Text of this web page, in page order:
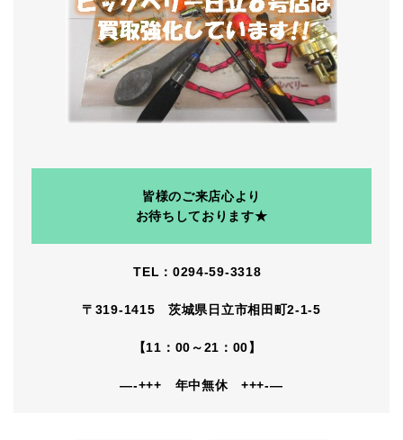
皆様のご来店心より
お待ちしております★
TEL：0294-59-3318
〒319-1415 茨城県日立市相田町2-1-5
【11：00～21：00】
—-+++ 年中無休 +++-—